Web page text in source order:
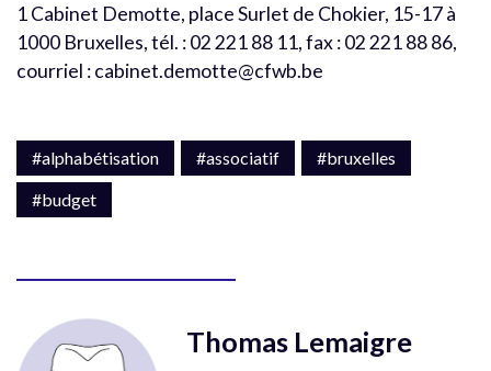
1 Cabinet Demotte, place Surlet de Chokier, 15-17 à
1000 Bruxelles, tél. : 02 221 88 11, fax : 02 221 88 86,
courriel : cabinet.demotte@cfwb.be
#alphabétisation #associatif
#bruxelles
#budget
Thomas Lemaigre